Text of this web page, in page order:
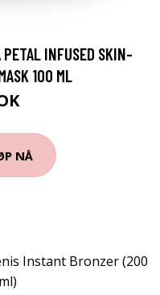
INFUSED SKIN-
100 ML
NÅ